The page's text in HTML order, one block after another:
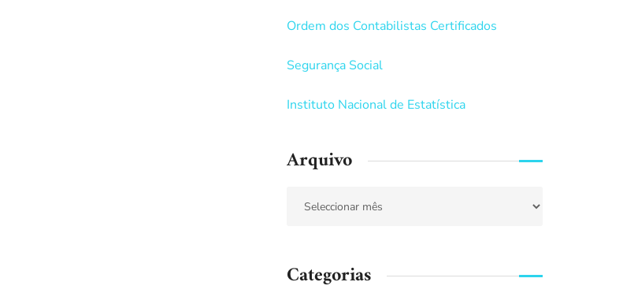
Ordem dos Contabilistas Certificados
Segurança Social
Instituto Nacional de Estatística
Arquivo
Categorias